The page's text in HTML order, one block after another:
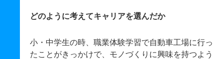
どのように考えてキャリアを選んだか
小・中学生の時、職業体験学習で自動車工場に行っ
たことがきっかけで、モノづくりに興味を持つよう